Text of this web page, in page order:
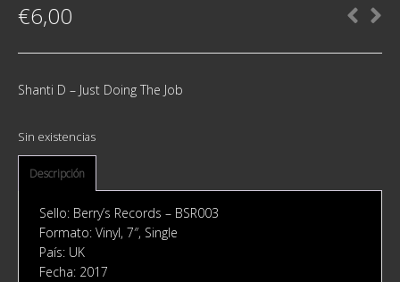
€6,00
Shanti D ‎– Just Doing The Job
Sin existencias
Descripción
Sello: Berry’s Records ‎– BSR003
Formato: Vinyl, 7″, Single
País: UK
Fecha: 2017